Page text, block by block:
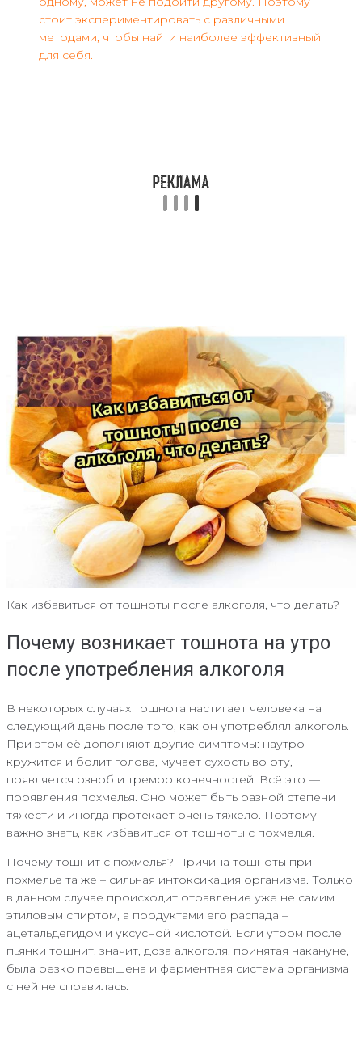
стоит экспериментировать с различными
методами, чтобы найти наиболее эффективный
для себя.
Как избавиться от тошноты после алкоголя, что делать?
Почему возникает тошнота на утро
после употребления алкоголя
В некоторых случаях тошнота настигает человека на
следующий день после того, как он употреблял алкоголь.
При этом её дополняют другие симптомы: наутро
кружится и болит голова, мучает сухость во рту,
появляется озноб и тремор конечностей. Всё это —
проявления похмелья. Оно может быть разной степени
тяжести и иногда протекает очень тяжело. Поэтому
важно знать, как избавиться от тошноты с похмелья.
Почему тошнит с похмелья? Причина тошноты при
похмелье та же – сильная интоксикация организма. Только
в данном случае происходит отравление уже не самим
этиловым спиртом, а продуктами его распада –
ацетальдегидом и уксусной кислотой. Если утром после
пьянки тошнит, значит, доза алкоголя, принятая накануне,
была резко превышена и ферментная система организма
с ней не справилась.